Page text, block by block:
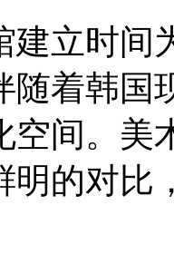
建立时间
随着韩国
空间。美
明的对比